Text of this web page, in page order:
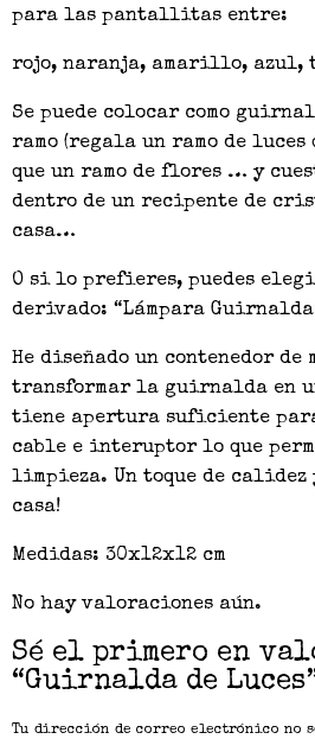
para las pantallitas entre:
rojo, naranja, amarillo, azul,
Se puede colocar como
ramo (regala un ramo de luces
que un ramo de flores … y
dentro de un recipente de
casa…
O si lo prefieres, puedes
derivado: “Lámpara
He diseñado un contenedor
transformar la guirnalda en
tiene apertura suficiente
cable e interuptor lo que
limpieza. Un toque de
casa!
Medidas: 30x12x12 cm
No hay valoraciones aún.
Sé el primero en
“Guirnalda de
Tu dirección de correo electrónico no